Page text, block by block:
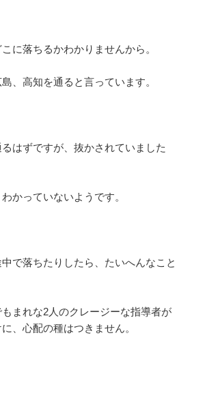
に落ちるかわかりませんから。
、高知を通ると言っています。
はずですが、抜かされていました
かっていないようです。
で落ちたりしたら、たいへんなこと
まれな2人のクレージーな指導者が
、心配の種はつきません。